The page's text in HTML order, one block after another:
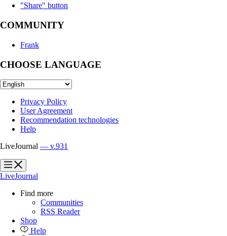
"Share" button
COMMUNITY
Frank
CHOOSE LANGUAGE
Privacy Policy
User Agreement
Recommendation technologies
Help
LiveJournal — v.931
?
?
LiveJournal
Find more
Communities
RSS Reader
Shop
Help